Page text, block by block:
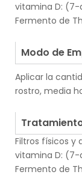
vitamina D: (7-
Fermento de
Modo de
Aplicar la
rostro, media
Filtros físicos y
vitamina D: (7-
Fermento de